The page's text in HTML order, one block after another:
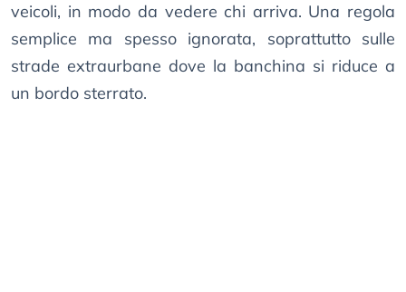
veicoli, in modo da vedere chi arriva. Una regola
semplice ma spesso ignorata, soprattutto sulle
strade extraurbane dove la banchina si riduce a
un bordo sterrato.